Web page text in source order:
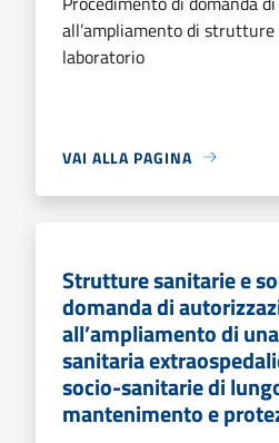
all’ampliamento di
laboratorio
VAI ALLA PAGINA
Strutture sanitarie e
domanda di
all’ampliamento di
sanitaria
socio-sanitarie di
mantenimento e